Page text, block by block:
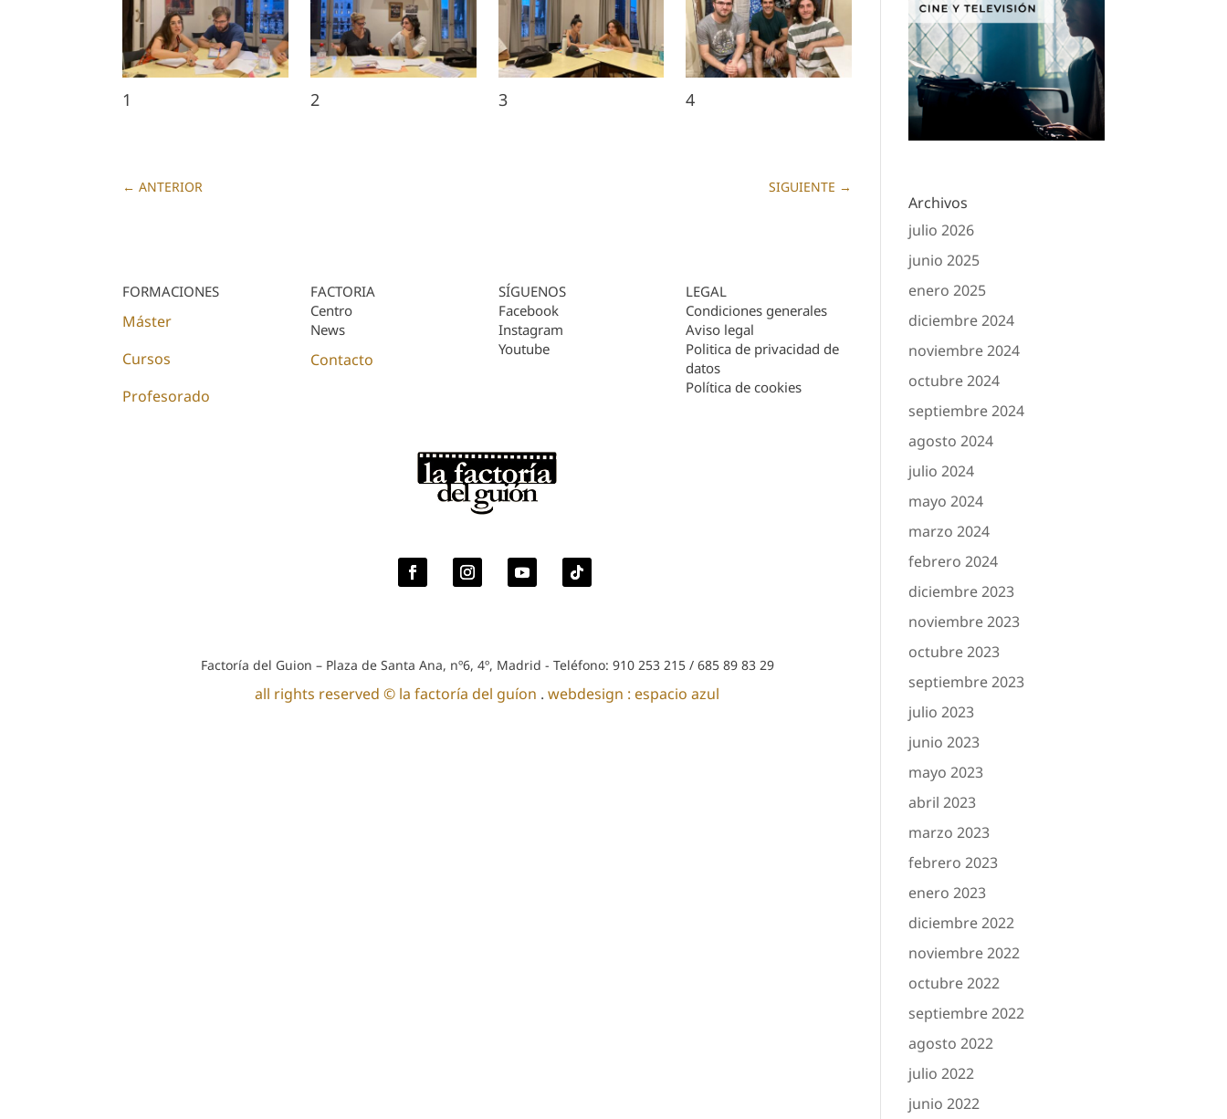
1 2 3 4
←ANTERIOR SIGUIENTE →
FORMACIONES
Máster
Cursos
Profesorado
FACTORIA
Centro
News
Contacto
SÍGUENOS
Facebook
Instagram
Youtube
LEGAL
Condiciones generales
Aviso legal
Politica de privacidad de
datos
Política de cookies
Factoría del Guion – Plaza de Santa Ana, nº6, 4º, Madrid - Teléfono: 910 253 215 / 685 89 83 29
all rights reserved © la factoría del guíon .webdesign : espacio azul
Archivos
julio 2026
junio 2025
enero 2025
diciembre 2024
noviembre 2024
octubre 2024
septiembre 2024
agosto 2024
julio 2024
mayo 2024
marzo 2024
febrero 2024
diciembre 2023
noviembre 2023
octubre 2023
septiembre 2023
julio 2023
junio 2023
mayo 2023
abril 2023
marzo 2023
febrero 2023
enero 2023
diciembre 2022
noviembre 2022
octubre 2022
septiembre 2022
agosto 2022
julio 2022
junio 2022